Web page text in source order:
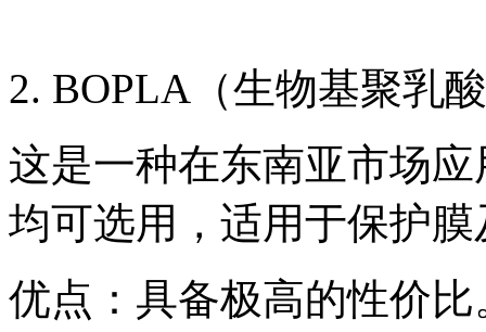
2. BOPLA（生物基聚乳
这是一种在东南亚市场
均可选用，适用于保护
优点：具备极高的性价